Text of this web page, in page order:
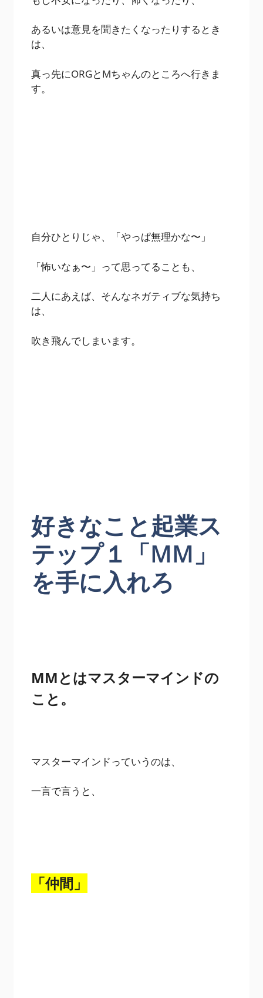
あるいは意見を聞きたくなったりするとき
は、
真っ先にORGとMちゃんのところへ行きま
す。
自分ひとりじゃ、「やっぱ無理かな〜」
「怖いなぁ〜」って思ってることも、
二人にあえば、そんなネガティブな気持ち
は、
吹き飛んでしまいます。
好きなこと起業ス
テップ１「MM」
を手に入れろ
MMとはマスターマインドの
こと。
マスターマインドっていうのは、
一言で言うと、
「仲間」